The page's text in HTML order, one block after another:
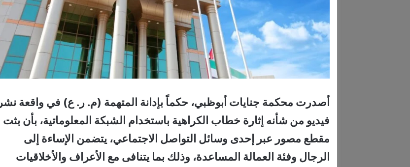
أصدرت محكمة جنايات أبوظبي، حكماً بإدانة المتهمة (م. ر. ع) في واقعة نشر
فيديو من شأنه إثارة خطاب الكراهية باستخدام الشبكة المعلوماتية، بأن بثت
مقطع مصور عبر إحدى وسائل التواصل الاجتماعي، يتضمن الإساءة إلى
الرجال وفئة العمالة المساعدة، وذلك بما يتنافى مع الأعراف والأخلاقيات